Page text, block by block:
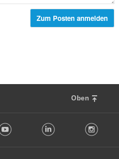
Zum Posten anmelden
Oben
Youtube LinkedIn